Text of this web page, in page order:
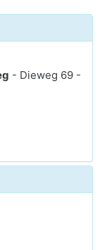
- Dieweg 69 -